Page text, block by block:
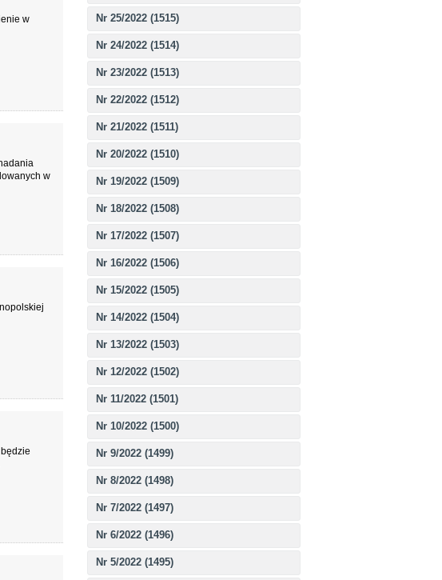
Nr 25/2022 (1515)
Nr 24/2022 (1514)
Nr 23/2022 (1513)
Nr 22/2022 (1512)
Nr 21/2022 (1511)
Nr 20/2022 (1510)
Nr 19/2022 (1509)
Nr 18/2022 (1508)
Nr 17/2022 (1507)
Nr 16/2022 (1506)
Nr 15/2022 (1505)
Nr 14/2022 (1504)
Nr 13/2022 (1503)
Nr 12/2022 (1502)
Nr 11/2022 (1501)
Nr 10/2022 (1500)
Nr 9/2022 (1499)
Nr 8/2022 (1498)
Nr 7/2022 (1497)
Nr 6/2022 (1496)
Nr 5/2022 (1495)
w
w